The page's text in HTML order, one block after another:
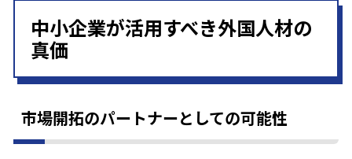
中小企業が活用すべき外国人材の
真価
市場開拓のパートナーとしての可能性